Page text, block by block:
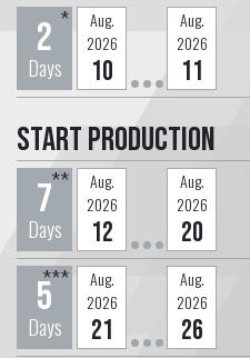
2
Days
*
Aug.
2026
10
Aug.
2026
11
Start Production
7
Days
**
Aug.
2026
12
Aug.
2026
20
5
Days
***
Aug.
2026
21
Aug.
2026
26